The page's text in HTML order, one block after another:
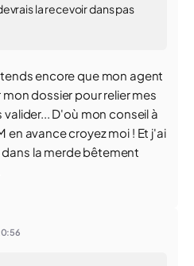
la recevoir dans pas
encore que mon agent
dossier pour relier mes
D'où mon conseil à
en avance croyez moi ! Et j'ai
la merde bêtement